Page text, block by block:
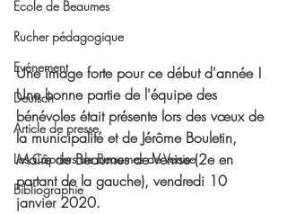
École de Beaumes
Rucher pédagogique
Evénement
Deutsch
Article de presse
Les Câpriers de Beaumes de Venise
Bibliographie
Une image forte pour ce début d'année !
Une bonne partie de l'équipe des
bénévoles était présente lors des vœux de
la municipalité et de Jérôme Bouletin,
Maire de Beaumes de Venise (2e en
partant de la gauche), vendredi 10
janvier 2020.